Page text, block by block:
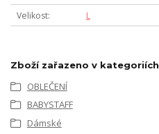
Velikost
L
Zboží zařazeno v kategoriích
OBLEČENÍ
BABYSTAFF
Dámské